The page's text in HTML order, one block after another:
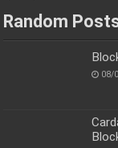
Random
08/